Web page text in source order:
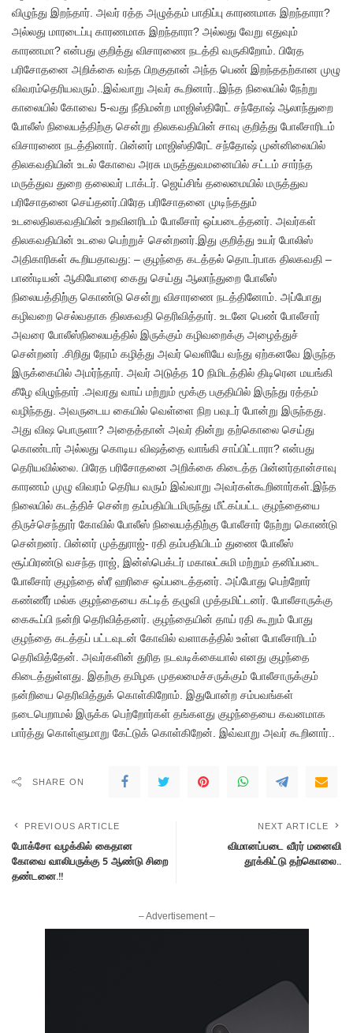
விழுந்து இறந்தார். அவர் ரத்த அழுத்தம் பாதிப்பு காரணமாக இறந்தாரா?
அல்லது மாரடைப்பு காரணமாக இறந்தாரா? அல்லது வேறு எதுவும்
காரணமா? என்பது குறித்து விசாரணை நடத்தி வருகிறோம். பிரேத
பரிசோதனை அறிக்கை வந்த பிறகுதான் அந்த பெண் இறந்ததற்கான முழு
விவரம்தெரியவரும்..இவ்வாறு அவர் கூறினார்..இந்த நிலையில் நேற்று
காலையில் கோவை 5-வது நீதிமன்ற மாஜிஸ்திரேட் சந்தோஷ் ஆலாந்துறை
போலீஸ் நிலையத்திற்கு சென்று திலகவதியின் சாவு குறித்து போலீசாரிடம்
விசாரணை நடத்தினார். பின்னர் மாஜிஸ்திரேட் சந்தோஷ் முன்னிலையில்
திலகவதியின் உடல் கோவை அரசு மருத்துவமனையில் சட்டம் சார்ந்த
மருத்துவ துறை தலைவர் டாக்டர். ஜெய்சிங் தலைமையில் மருத்துவ
பரிசோதனை செய்தனர்.பிரேத பரிசோதனை முடிந்ததும்
உடலைதிலகவதியின் உறவினரிடம் போலீசார் ஒப்படைத்தனர். அவர்கள்
திலகவதியின் உடலை பெற்றுச் சென்றனர்.இது குறித்து உயர் போலிஸ்
அதிகாரிகள் கூறியதாவது: – குழந்தை கடத்தல் தொடர்பாக திலகவதி –
பாண்டியன் ஆகியோரை கைது செய்து ஆலாந்துறை போலீஸ்
நிலையத்திற்கு கொண்டு சென்று விசாரணை நடத்தினோம். அப்போது
கழிவறை செல்வதாக திலகவதி தெரிவித்தார். உடனே பெண் போலீசார்
அவரை போலீஸ்நிலையத்தில் இருக்கும் கழிவறைக்கு அழைத்துச்
சென்றனர் .சிறிது நேரம் கழித்து அவர் வெளியே வந்து ஏற்கனவே இருந்த
இருக்கையில் அமர்ந்தார். அவர் அடுத்த 10 நிமிடத்தில் திடிரென மயங்கி
கீழே விழுந்தார் .அவரது வாய் மற்றும் மூக்கு பகுதியில் இருந்து ரத்தம்
வழிந்தது. அவருடைய கையில் வெள்ளை நிற பவுடர் போன்று இருந்தது.
அது விஷ பொருளா? அதைத்தான் அவர் தின்று தற்கொலை செய்து
கொண்டார் அல்லது கொடிய விஷத்தை வாங்கி சாப்பிட்டாரா? என்பது
தெரியவில்லை. பிரேத பரிசோதனை அறிக்கை கிடைத்த பின்னர்தான்சாவு
காரணம் முழு விவரம் தெரிய வரும் இவ்வாறு அவர்கள்கூறினார்கள்.இந்த
நிலையில் கடத்திச் சென்ற தம்பதியிடமிருந்து மீட்கப்பட்ட குழந்தையை
திருச்செந்தூர் கோவில் போலீஸ் நிலையத்திற்கு போலீசார் நேற்று கொண்டு
சென்றனர். பின்னர் முத்துராஜ்- ரதி தம்பதியிடம் துணை போலீஸ்
சூப்பிரண்டு வசந்த ராஜ், இன்ஸ்பெக்டர் மகாலட்சுமி மற்றும் தனிப்படை
போலீசார் குழந்தை ஸ்ரீ ஹரிசை ஒப்படைத்தனர். அப்போது பெற்றோர்
கண்ணீர் மல்க குழந்தையை கட்டித் தழுவி முத்தமிட்டனர். போலீசாருக்கு
கைகூப்பி நன்றி தெரிவித்தனர். குழந்தையின் தாய் ரதி கூறும் போது
குழந்தை கடத்தப் பட்டவுடன் கோவில் வளாகத்தில் உள்ள போலீசாரிடம்
தெரிவித்தேன். அவர்களின் துரித நடவடிக்கையால் எனது குழந்தை
கிடைத்துள்ளது. இதற்கு தமிழக முதலமைச்சருக்கும் போலீசாருக்கும்
நன்றியை தெரிவித்துக் கொள்கிறோம். இதுபோன்ற சம்பவங்கள்
நடைபெறாமல் இருக்க பெற்றோர்கள் தங்களது குழந்தையை கவனமாக
பார்த்து கொள்ளுமாறு கேட்டுக் கொள்கிறேன். இவ்வாறு அவர் கூறினார்..
SHARE ON
PREVIOUS ARTICLE
போக்சோ வழக்கில் கைதான
கோவை வாலிபருக்கு 5 ஆண்டு சிறை
தண்டனை.!!
NEXT ARTICLE
விமானப்படை வீரர் மனைவி
தூக்கிட்டு தற்கொலை..
– Advertisement –